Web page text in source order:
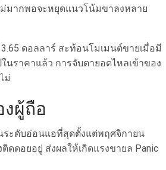
มากพอจะหยุดแนวโน้มขาลงหลาย
ดอลลาร์ สะท้อนโมเมนต์ขายเมื่อมี
นราคาแล้ว การจับตายอดไหลเข้าของ
ม่
ผู้ถือ
นระดับอ่อนแอที่สุดตั้งแต่พฤศจิกายน
ดอยอยู่ ส่งผลให้เกิดแรงขายล Panic